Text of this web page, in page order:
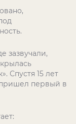
зазвучали,
Спустя 15 лет
первый в